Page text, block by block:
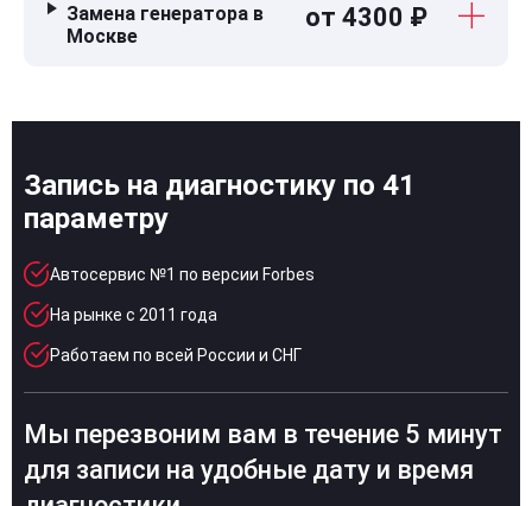
Замена генератора в
Москве
от 4300 ₽
Запись на диагностику по 41
параметру
Автосервис №1 по версии Forbes
На рынке с 2011 года
Работаем по всей России и СНГ
Мы перезвоним вам в течение 5 минут
для записи на удобные дату и время